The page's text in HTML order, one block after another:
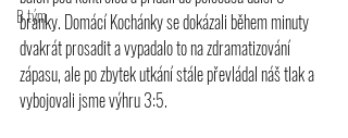
B tým
branky. Domácí Kochánky se dokázali během minuty
dvakrát prosadit a vypadalo to na zdramatizování
zápasu, ale po zbytek utkání stále převládal náš tlak a
vybojovali jsme výhru 3:5.